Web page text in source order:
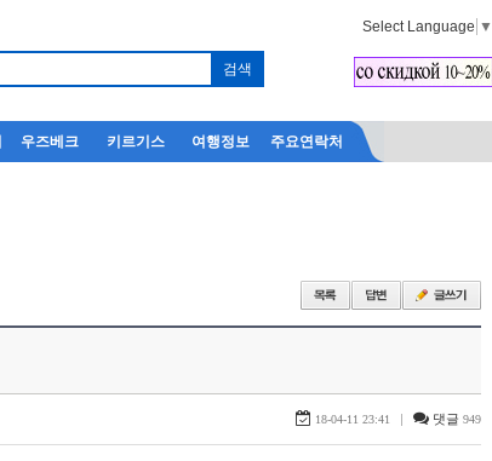
Select Language ▼
우즈베크 키르기스 여행정보 주요연락처
18-04-11 23:41 | 댓글 949